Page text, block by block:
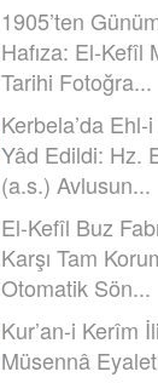
1905’ten
Hafıza: El-Kefîl
Tarihi Fotoğra...
Kerbela’da Ehl-
Yâd Edildi: Hz.
(a.s.) Avlusun...
El-Kefîl Buz
Karşı Tam
Otomatik Sön...
Kur’an-i Kerîm
Müsennâ